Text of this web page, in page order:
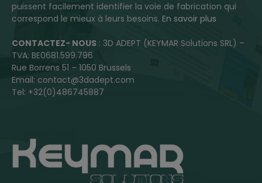
puissent facilement identifier la voie de fabrication qui
correspond le mieux à leurs besoins. En savoir plus
CONTACTEZ- NOUS : 3D ADEPT (KEYMAR Solutions SRL) –
TVA: BE0681.599.796
Rue Borrens 51 – 1050 Brussels
Email: contact@3dadept.com
Tel: +32(0)486745887